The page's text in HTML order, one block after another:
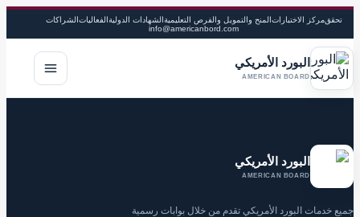
تحققمركز الاختباراتالمنح والتمويل والفرص التعليميةالشهادات الدوليةالفعالياتالشراكات
info@americanbord.com
البورد الأمريكي
AMERICAN BOARD
البورد الأمريكي
AMERICAN BOARD
جميع خدمات البورد الأمريكي تقدم من خلال بوابات رسمية